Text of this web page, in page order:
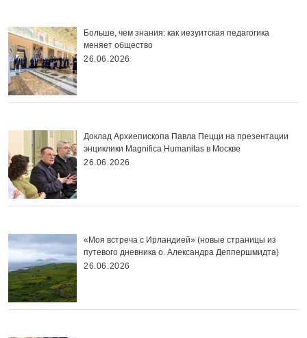
Больше, чем знания: как иезуитская педагогика
меняет общество
26.06.2026
Доклад Архиепископа Павла Пецци на презентации
энциклики Magnifica Нumanitas в Москве
26.06.2026
«Моя встреча с Ирландией» (новые страницы из
путевого дневника о. Александра Деппершмидта)
26.06.2026